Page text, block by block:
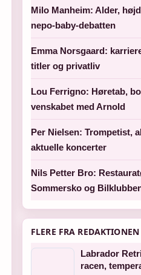
Milo Manheim: Alder,
nepo-baby-debatten
Emma Norsgaard:
titler og privatliv
Lou Ferrigno: Høretab,
venskabet med Arnold
Per Nielsen: Trompetist,
aktuelle koncerter
Nils Petter Bro:
Sommersko og
FLERE FRA REDAKTIONEN
Labrador
racen,